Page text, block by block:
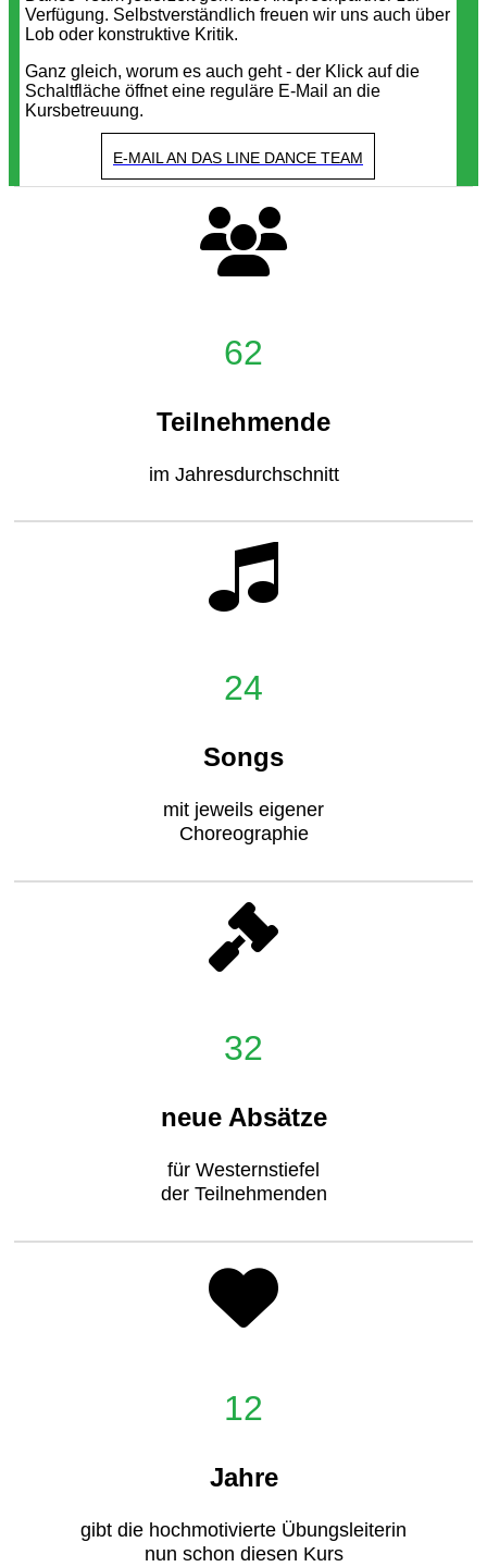
Verfügung. Selbstverständlich freuen wir uns auch über
Lob oder konstruktive Kritik.
Ganz gleich, worum es auch geht - der Klick auf die
Schaltfläche öffnet eine reguläre E-Mail an die
Kursbetreuung.
E-MAIL AN DAS LINE DANCE TEAM
62
Teilnehmende
im Jahresdurchschnitt
24
Songs
mit jeweils eigener
Choreographie
32
neue Absätze
für Westernstiefel
der Teilnehmenden
12
Jahre
gibt die hochmotivierte Übungsleiterin
nun schon diesen Kurs